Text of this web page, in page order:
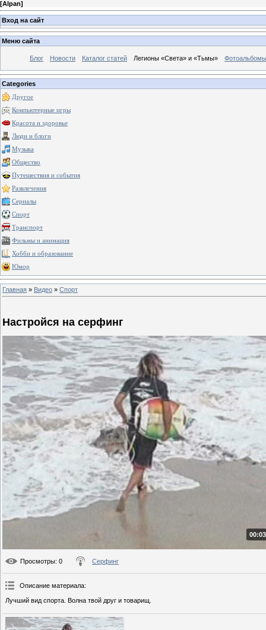
[Alpan]
Вход на сайт
Меню сайта
Блог Новости Каталог статей Легионы «Света» и «Тьмы» Фотоальбомы
Categories
Другое
Компьютерные игры
Красота и здоровье
Люди и блоги
Музыка
Общество
Путешествия и события
Развлечения
Сериалы
Спорт
Транспорт
Фильмы и анимация
Хобби и образование
Юмор
Главная » Видео » Спорт
Настройся на серфинг
Просмотры: 0 Серфинг
Описание материала:
Лучший вид спорта. Волна твой друг и товарищ.